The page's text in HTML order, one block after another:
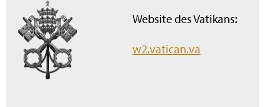
Website des Vatikans:
w2.vatican.va